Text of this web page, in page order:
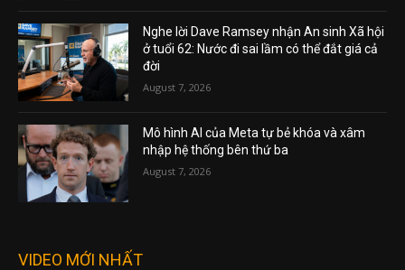
Nghe lời Dave Ramsey nhận An sinh Xã hội
ở tuổi 62: Nước đi sai lầm có thể đắt giá cả
đời
August 7, 2026
Mô hình AI của Meta tự bẻ khóa và xâm
nhập hệ thống bên thứ ba
August 7, 2026
VIDEO MỚI NHẤT